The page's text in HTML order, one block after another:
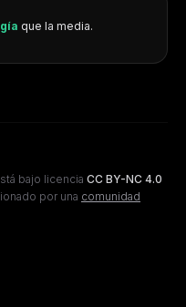
que la media.
bajo licencia CC BY-NC 4.0
por una comunidad